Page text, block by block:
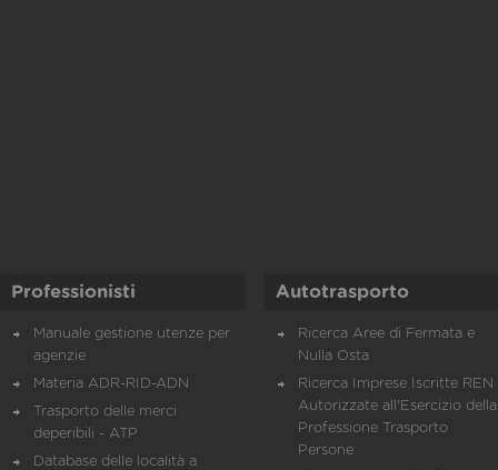
Professionisti
Manuale gestione utenze per
agenzie
Materia ADR-RID-ADN
Trasporto delle merci
deperibili - ATP
Database delle località a
Autotrasporto
Ricerca Aree di Fermata e
Nulla Osta
Ricerca Imprese Iscritte REN
Autorizzate all'Esercizio della
Professione Trasporto
Persone